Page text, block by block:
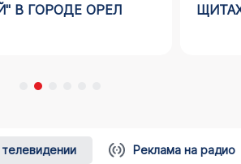
В ГОРОДЕ ОРЕЛ
Реклама на радио